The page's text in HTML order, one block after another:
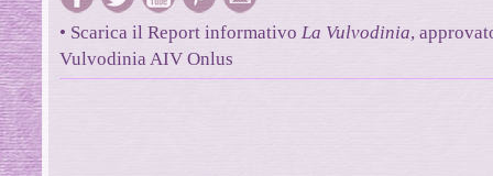
• Scarica il Report informativo La Vulvodinia,
Vulvodinia AIV Onlus